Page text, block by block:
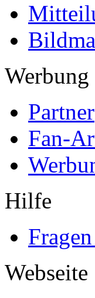
Werbung
Partner
Fan-
Hilfe
Webseite